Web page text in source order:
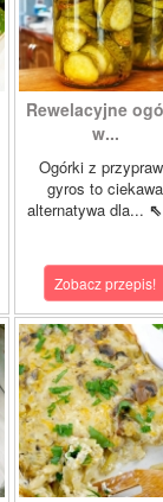
Rewelacyjne
w...
Ogórki z
gyros to ciekawa
alternatywa dla... ⇖
Zobacz przepis!